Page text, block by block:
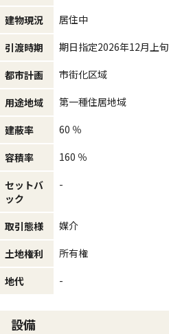
建物現況 居住中
引渡時期 期日指定2026年12月上旬
都市計画 市街化区域
用途地域 第一種住居地域
建蔽率 60 ％
容積率 160 ％
セットバ
ック
-
取引態様 媒介
土地権利 所有権
地代 -
設備